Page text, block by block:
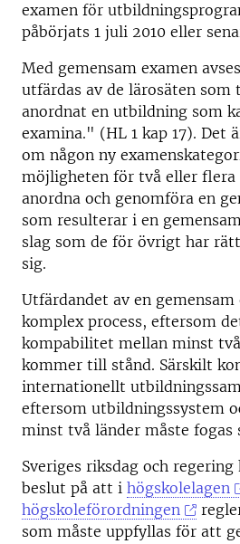
examen för
påbörjats 1 juli 2010 eller
Med gemensam examen
utfärdas av de lärosäten som
anordnat en utbildning som
examina." (HL 1 kap 17). Det
om någon ny
möjligheten för två eller flera
anordna och genomföra en
som resulterar i en
slag som de för övrigt har
sig.
Utfärdandet av en gemensam
komplex process, eftersom
kompabilitet mellan minst
kommer till stånd. Särskilt
internationellt
eftersom utbildningssystem
minst två länder måste fogas
Sveriges riksdag och
beslut på att i högskolelagen
högskoleförordningen
som måste uppfyllas för att